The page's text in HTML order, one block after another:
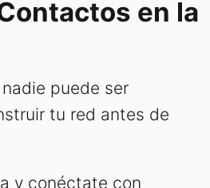
en la
puede ser
tu red antes de
y conéctate con